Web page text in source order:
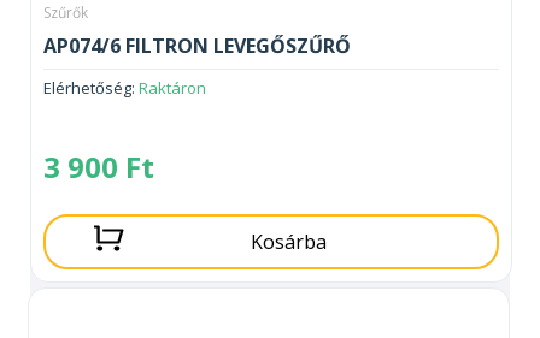
Szűrők
AP074/6 FILTRON LEVEGŐSZŰRŐ
Elérhetőség: Raktáron
3 900 Ft
Kosárba